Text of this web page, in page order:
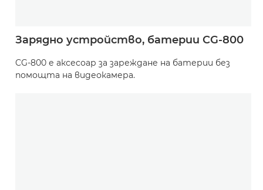
Зарядно устройство, батерии CG-800
CG-800 е аксесоар за зареждане на батерии без
помощта на видеокамера.